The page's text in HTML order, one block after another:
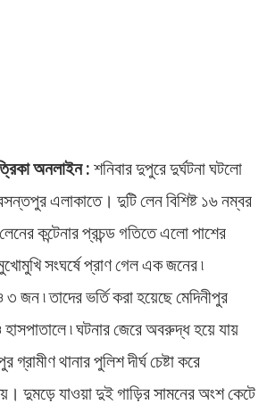
অনলাইন : শনিবার দুপুরে দুর্ঘটনা ঘটলো
এলাকাতে। দুটি লেন বিশিষ্ট ১৬ নম্বর
কন্টেনার প্রচন্ড গতিতে এলো পাশের
সংঘর্ষে প্রাণ গেল এক জনের ৷
৷ তাদের ভর্তি করা হয়েছে মেদিনীপুর
৷ ঘটনার জেরে অবরুদ্ধ হয়ে যায়
থানার পুলিশ দীর্ঘ চেষ্টা করে
দুমড়ে যাওয়া দুই গাড়ির সামনের অংশ কেটে